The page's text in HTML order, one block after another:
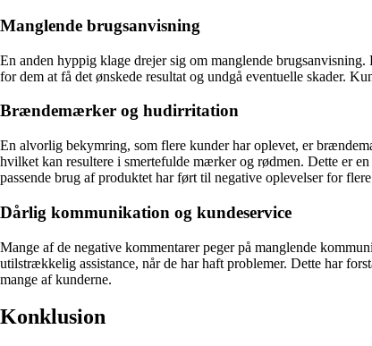
Manglende brugsanvisning
En anden hyppig klage drejer sig om manglende
for dem at få det ønskede resultat og undgå eventuelle skader.
Brændemærker og hudirritation
En alvorlig bekymring, som flere kunder har oplevet, er
hvilket kan resultere i smertefulde mærker og rødmen. Dette er
passende brug af produktet har ført til negative oplevelser for
Dårlig kommunikation og kundeservice
Mange af de negative kommentarer peger på manglende
utilstrækkelig assistance, når de har haft problemer. Dette har
mange af kunderne.
Konklusion